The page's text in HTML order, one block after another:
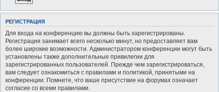
РЕГИСТРАЦИЯ
Для входа на конференцию вы должны быть зарегистрированы.
Регистрация занимает всего несколько минут, но предоставляет вам
более широкие возможности. Администратором конференции могут быть
установлены также дополнительные привилегии для
зарегистрированных пользователей. Прежде чем зарегистрироваться,
вам следует ознакомиться с правилами и политикой, принятыми на
конференции. Помните, что ваше присутствие на форумах означает
согласие со всеми правилами.